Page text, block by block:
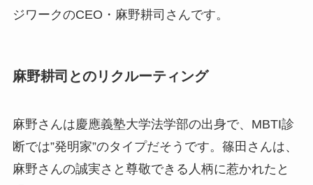
ジワークのCEO・麻野耕司さんです。
麻野耕司とのリクルーティング
麻野さんは慶應義塾大学法学部の出身で、MBTI診
断では”発明家”のタイプだそうです。篠田さんは、
麻野さんの誠実さと尊敬できる人柄に惹かれたと